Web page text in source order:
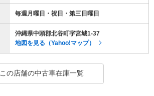
毎週月曜日・祝日・第三日曜日
沖縄県中頭郡北谷町字宮城1-37
地図を見る（Yahoo!マップ）
この店舗の中古車在庫一覧